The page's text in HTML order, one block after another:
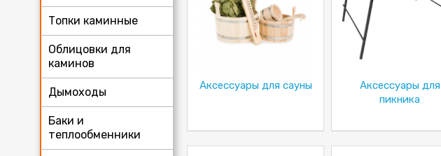
Топки каминные
Облицовки для
каминов
Дымоходы
Баки и
теплообменники
Аксессуары для сауны
Аксессуары для
пикника